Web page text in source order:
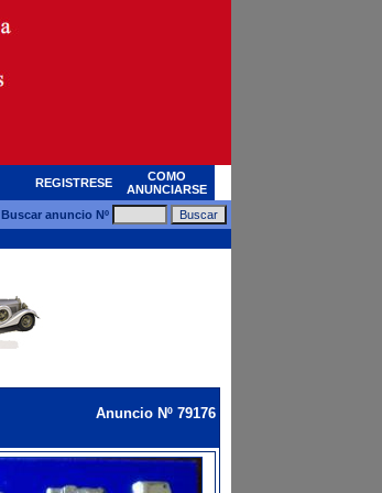
REGISTRESE
COMO
ANUNCIARSE
Buscar anuncio Nº
Anuncio Nº 79176